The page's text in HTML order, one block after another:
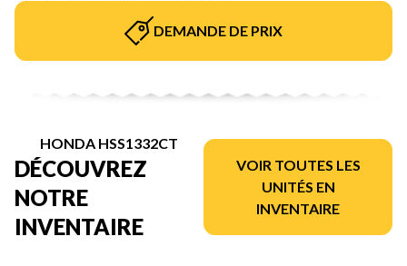
DEMANDE DE PRIX
HONDA HSS1332CT
DÉCOUVREZ
NOTRE
INVENTAIRE
VOIR TOUTES LES
UNITÉS EN
INVENTAIRE